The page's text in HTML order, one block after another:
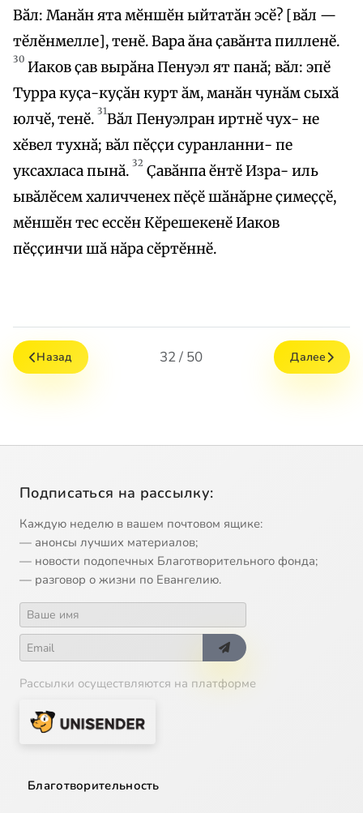
Вӑл: Манӑн ята мӗншӗн ыйтатӑн эсӗ? [вӑл —
тӗлӗнмелле], тенӗ. Вара ӑна ҫавӑнта пилленӗ.
30 Иаков ҫав вырӑна Пенуэл ят панӑ; вӑл: эпӗ
Турра куҫа-куҫӑн курт ӑм, манӑн чунӑм сыхӑ
юлчӗ, тенӗ. 31Вӑл Пенуэлран иртнӗ чух- не
хӗвел тухнӑ; вӑл пӗҫҫи суранланни- пе
уксахласа пынӑ. 32 Ҫавӑнпа ӗнтӗ Изра- иль
ывӑлӗсем халичченех пӗҫӗ шӑнӑрне ҫимеҫҫӗ,
мӗншӗн тес ессӗн Кӗрешекенӗ Иаков
пӗҫҫинчи шӑ нӑра сӗртӗннӗ.
Назад 32 / 50 Далее
Подписаться на рассылку:
Каждую неделю в вашем почтовом ящике:
— анонсы лучших материалов;
— новости подопечных Благотворительного фонда;
— разговор о жизни по Евангелию.
Рассылки осуществляются на платформе
Благотворительность